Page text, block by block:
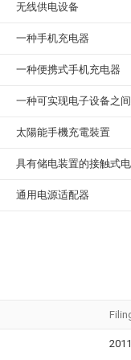
无线供电设备
一种手机充电器
一种便携式手机充电器
一种可实现电子设备之
太陽能手機充電裝置
具有储电装置的接触式
通用电源适配器